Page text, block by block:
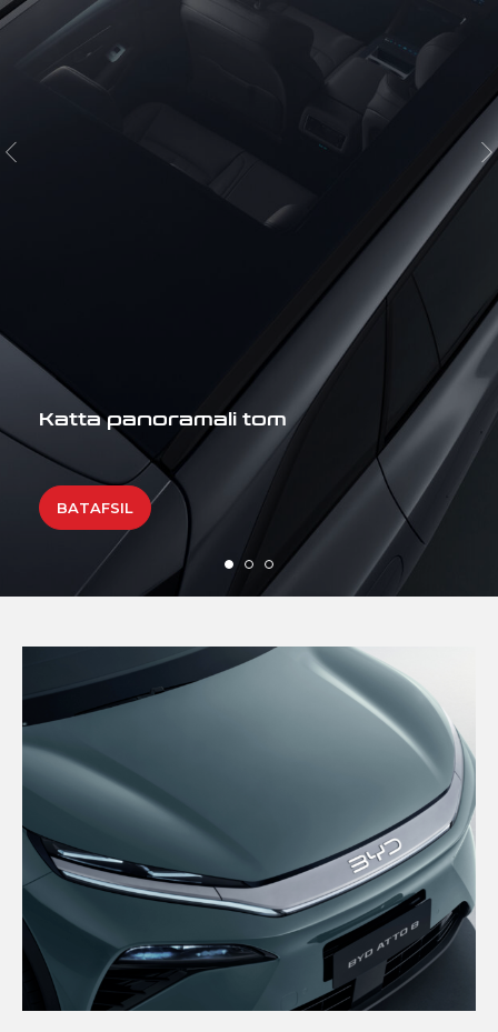
Loong Face
Kuch ifodasi